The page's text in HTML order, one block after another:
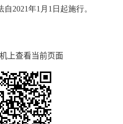
2021年1月1日起施行。
上查看当前页面